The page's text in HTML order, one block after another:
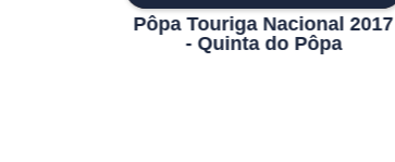
Pôpa Touriga Nacional 2017
- Quinta do Pôpa